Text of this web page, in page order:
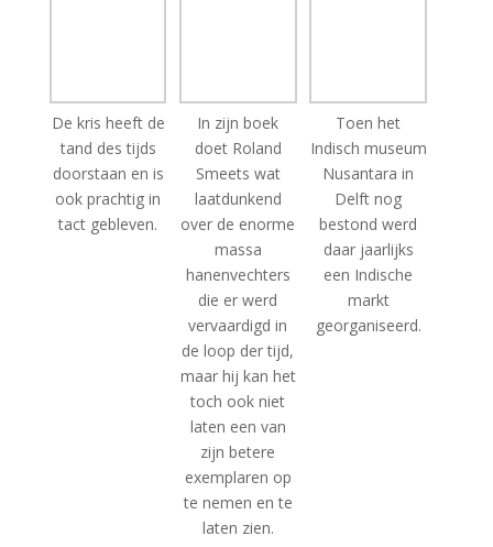
tand des tijds
doorstaan en is
ook prachtig in
tact gebleven.
doet Roland
Smeets wat
laatdunkend
over de enorme
massa
hanenvechters
die er werd
vervaardigd in
de loop der tijd,
maar hij kan het
toch ook niet
laten een van
zijn betere
exemplaren op
te nemen en te
laten zien.
Indisch museum
Nusantara in
Delft nog
bestond werd
daar jaarlijks
een Indische
markt
georganiseerd.